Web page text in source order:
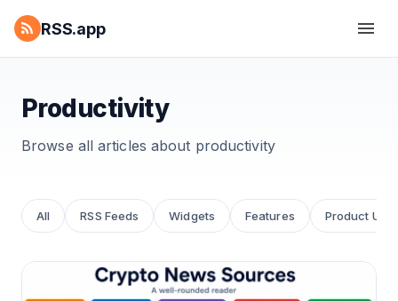
RSS.app
Productivity
Browse all articles about productivity
All RSS Feeds Widgets Features Product